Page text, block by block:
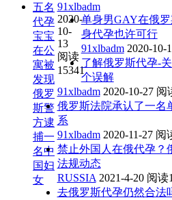
五名
代孕
宝宝
在公
寓被
发现
俄罗
斯警
方逮
捕一
名中
国妇
女
91xlbadm
2020-
10-
13
阅读
15341
单身男GAY在俄
身代孕也许可行
91xlbadm 2020-10-
了解俄罗斯代孕-
个误解
91xlbadm 2020-10-27 阅
俄罗斯法院承认了一名
系
91xlbadm 2020-11-27 阅
禁止外国人在俄代孕？
法规动态
RUSSIA 2021-4-20 阅读
去俄罗斯代孕仍然合法